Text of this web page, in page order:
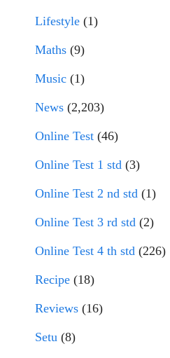
Lifestyle (1)
Maths (9)
Music (1)
News (2,203)
Online Test (46)
Online Test 1 std (3)
Online Test 2 nd std (1)
Online Test 3 rd std (2)
Online Test 4 th std (226)
Recipe (18)
Reviews (16)
Setu (8)